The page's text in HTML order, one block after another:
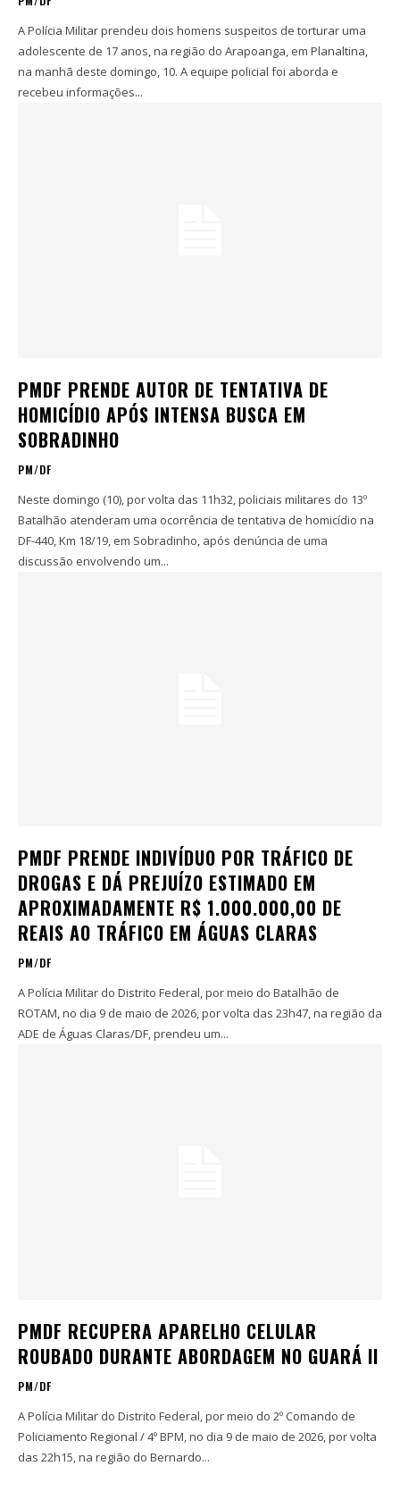
A Polícia Militar prendeu dois homens suspeitos de torturar uma
adolescente de 17 anos, na região do Arapoanga, em Planaltina,
na manhã deste domingo, 10. A equipe policial foi aborda e
recebeu informações...
PMDF PRENDE AUTOR DE TENTATIVA DE
HOMICÍDIO APÓS INTENSA BUSCA EM
SOBRADINHO
PM/DF
Neste domingo (10), por volta das 11h32, policiais militares do 13º
Batalhão atenderam uma ocorrência de tentativa de homicídio na
DF-440, Km 18/19, em Sobradinho, após denúncia de uma
discussão envolvendo um...
PMDF PRENDE INDIVÍDUO POR TRÁFICO DE
DROGAS E DÁ PREJUÍZO ESTIMADO EM
APROXIMADAMENTE R$ 1.000.000,00 DE
REAIS AO TRÁFICO EM ÁGUAS CLARAS
PM/DF
A Polícia Militar do Distrito Federal, por meio do Batalhão de
ROTAM, no dia 9 de maio de 2026, por volta das 23h47, na região da
ADE de Águas Claras/DF, prendeu um...
PMDF RECUPERA APARELHO CELULAR
ROUBADO DURANTE ABORDAGEM NO GUARÁ II
PM/DF
A Polícia Militar do Distrito Federal, por meio do 2º Comando de
Policiamento Regional / 4º BPM, no dia 9 de maio de 2026, por volta
das 22h15, na região do Bernardo...